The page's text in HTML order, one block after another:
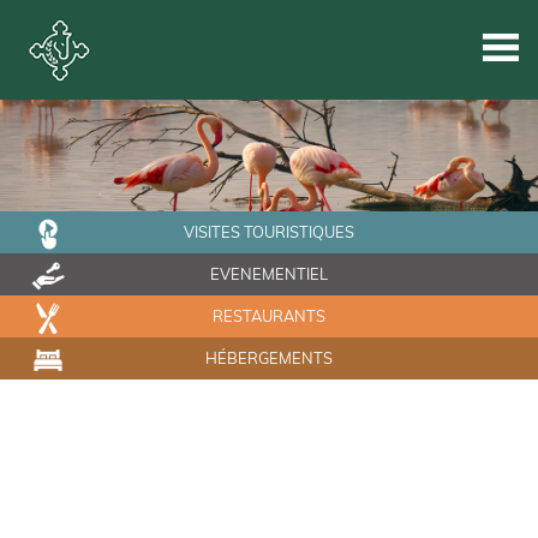
VISITES TOURISTIQUES
EVENEMENTIEL
RESTAURANTS
HÉBERGEMENTS